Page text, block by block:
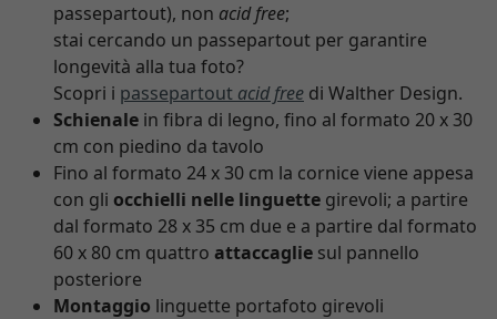
passepartout), non acid free;
stai cercando un passepartout per garantire
longevità alla tua foto?
Scopri i passepartout acid free di Walther Design.
Schienale in fibra di legno, fino al formato 20 x 30
cm con piedino da tavolo
Fino al formato 24 x 30 cm la cornice viene appesa
con gli occhielli nelle linguette girevoli; a partire
dal formato 28 x 35 cm due e a partire dal formato
60 x 80 cm quattro attaccaglie sul pannello
posteriore
Montaggio linguette portafoto girevoli